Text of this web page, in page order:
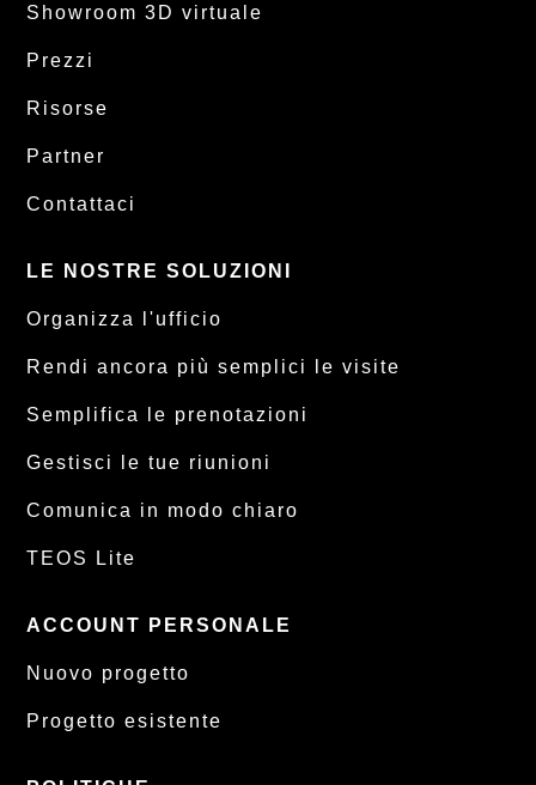
Showroom 3D virtuale
Prezzi
Risorse
Partner
Contattaci
LE NOSTRE SOLUZIONI
Organizza l'ufficio
Rendi ancora più semplici le visite
Semplifica le prenotazioni
Gestisci le tue riunioni
Comunica in modo chiaro
TEOS Lite
ACCOUNT PERSONALE
Nuovo progetto
Progetto esistente